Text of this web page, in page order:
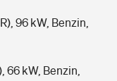
96 kW, Benzin,
66 kW, Benzin,